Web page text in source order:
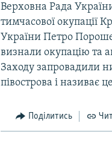
Верховна Рада
тимчасової окупації
України Петро
визнали окупацію та
Заходу запровадили
півострова і називає
Поділитись